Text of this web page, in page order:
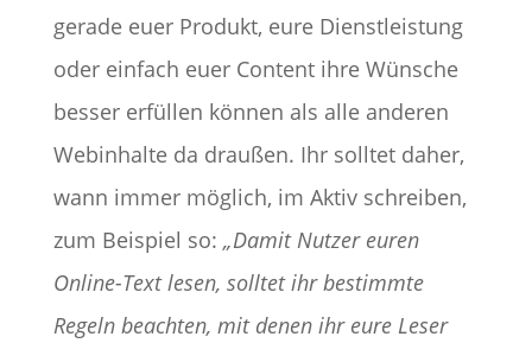
gerade euer Produkt, eure Dienstleistung
oder einfach euer Content ihre Wünsche
besser erfüllen können als alle anderen
Webinhalte da draußen. Ihr solltet daher,
wann immer möglich, im Aktiv schreiben,
zum Beispiel so: „Damit Nutzer euren
Online-Text lesen, solltet ihr bestimmte
Regeln beachten, mit denen ihr eure Leser